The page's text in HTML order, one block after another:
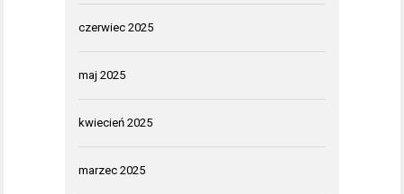
czerwiec 2025
maj 2025
kwiecień 2025
marzec 2025